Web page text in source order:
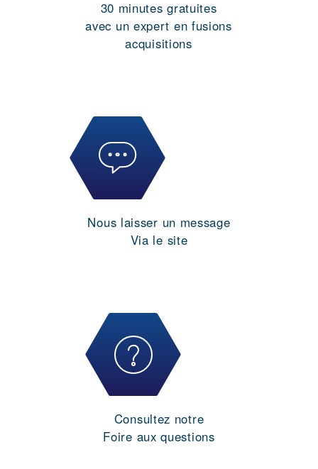
30 minutes gratuites
avec un expert en fusions
acquisitions
Nous laisser un message
Via le site
Consultez notre
Foire aux questions